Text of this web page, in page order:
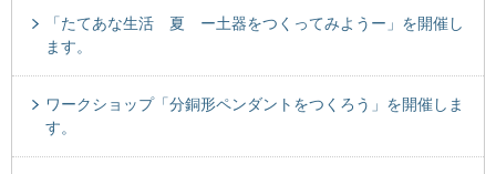
「たてあな生活 夏 ー土器をつくってみようー」を開催し
ます。
ワークショップ「分銅形ペンダントをつくろう」を開催しま
す。